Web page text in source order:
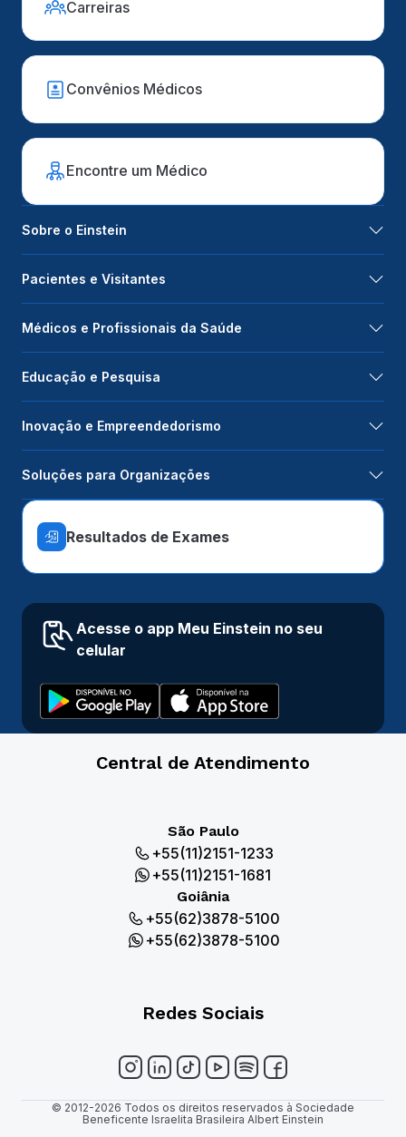
Carreiras
Convênios Médicos
Encontre um Médico
Sobre o Einstein
Pacientes e Visitantes
Médicos e Profissionais da Saúde
Educação e Pesquisa
Inovação e Empreendedorismo
Soluções para Organizações
Resultados de Exames
Acesse o app Meu Einstein no seu
celular
Central de Atendimento
São Paulo
+55(11)2151-1233
+55(11)2151-1681
Goiânia
+55(62)3878-5100
+55(62)3878-5100
Redes Sociais
© 2012-2026 Todos os direitos reservados à Sociedade
Beneficente Israelita Brasileira Albert Einstein